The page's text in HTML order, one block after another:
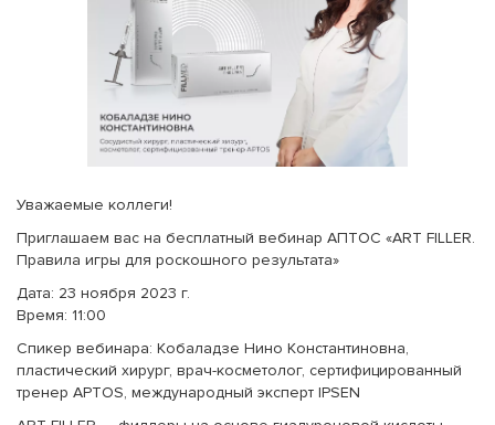
Уважаемые коллеги!
Приглашаем вас на бесплатный вебинар АПТОС «ART FILLER.
Правила игры для роскошного результата»
Дата: 23 ноября 2023 г.
Время: 11:00
Спикер вебинара: Кобаладзе Нино Константиновна,
пластический хирург, врач-косметолог, сертифицированный
тренер APTOS, международный эксперт IPSEN